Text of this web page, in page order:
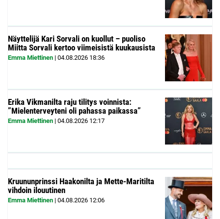
Näyttelijä Kari Sorvali on kuollut – puoliso
Miitta Sorvali kertoo viimeisistä kuukausista
Emma Miettinen | 04.08.2026 18:36
Erika Vikmanilta raju tilitys voinnista:
”Mielenterveyteni oli pahassa paikassa”
Emma Miettinen | 04.08.2026 12:17
Kruununprinssi Haakonilta ja Mette-Maritilta
vihdoin ilouutinen
Emma Miettinen | 04.08.2026 12:06